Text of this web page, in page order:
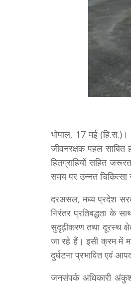
भोपाल, 17 मई (हि.स.)।
जीवनरक्षक पहल
हितग्राहियों सहित
समय पर उन्नत चिकित्सा
दरअसल, मध्य प्रदेश
निरंतर प्रतिबद्धता के
सुदृढ़ीकरण तथा दूरस्थ
जा रहे हैं। इसी क्रम में
दुर्घटना प्रभावित एवं
जनसंपर्क अधिकारी अंकुश